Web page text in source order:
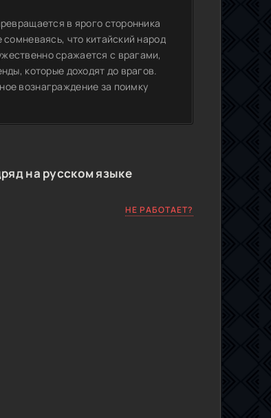
в ярого сторонника
что китайский народ
сражается с врагами,
которые доходят до врагов.
вознаграждение за поимку
на русском языке
НЕ РАБОТАЕТ?